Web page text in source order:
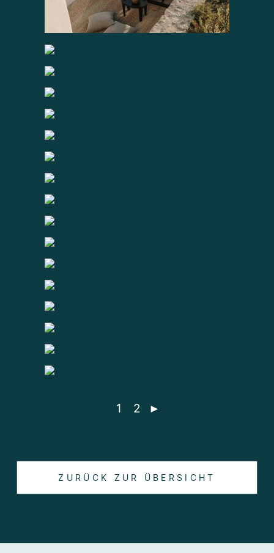
1 2 ►
ZURÜCK ZUR ÜBERSICHT